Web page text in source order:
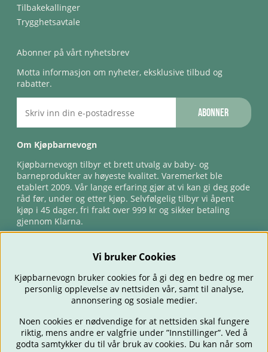
Tilbakekallinger
Trygghetsavtale
Abonner på vårt nyhetsbrev
Motta informasjon om nyheter, eksklusive tilbud og
rabatter.
Abonner
Om Kjøpbarnevogn
Kjøpbarnevogn tilbyr et brett utvalg av baby- og
barneprodukter av høyeste kvalitet. Varemerket ble
etablert 2009. Vår lange erfaring gjør at vi kan gi deg gode
råd før, under og etter kjøp. Selvfølgelig tilbyr vi åpent
kjøp i 45 dager, fri frakt over 999 kr og sikker betaling
gjennom Klarna.
BARNEVOGNER BILSTOLER BABY SPISE & MATE
REISE
Vi bruker Cookies
Kjøpbarnevogn bruker cookies for å gi deg en bedre og mer
personlig opplevelse av nettsiden vår, samt til analyse,
annonsering og sosiale medier.
Noen cookies er nødvendige for at nettsiden skal fungere
riktig, mens andre er valgfrie under ”Innstillinger”. Ved å
godta samtykker du til vår bruk av cookies. Du kan når som